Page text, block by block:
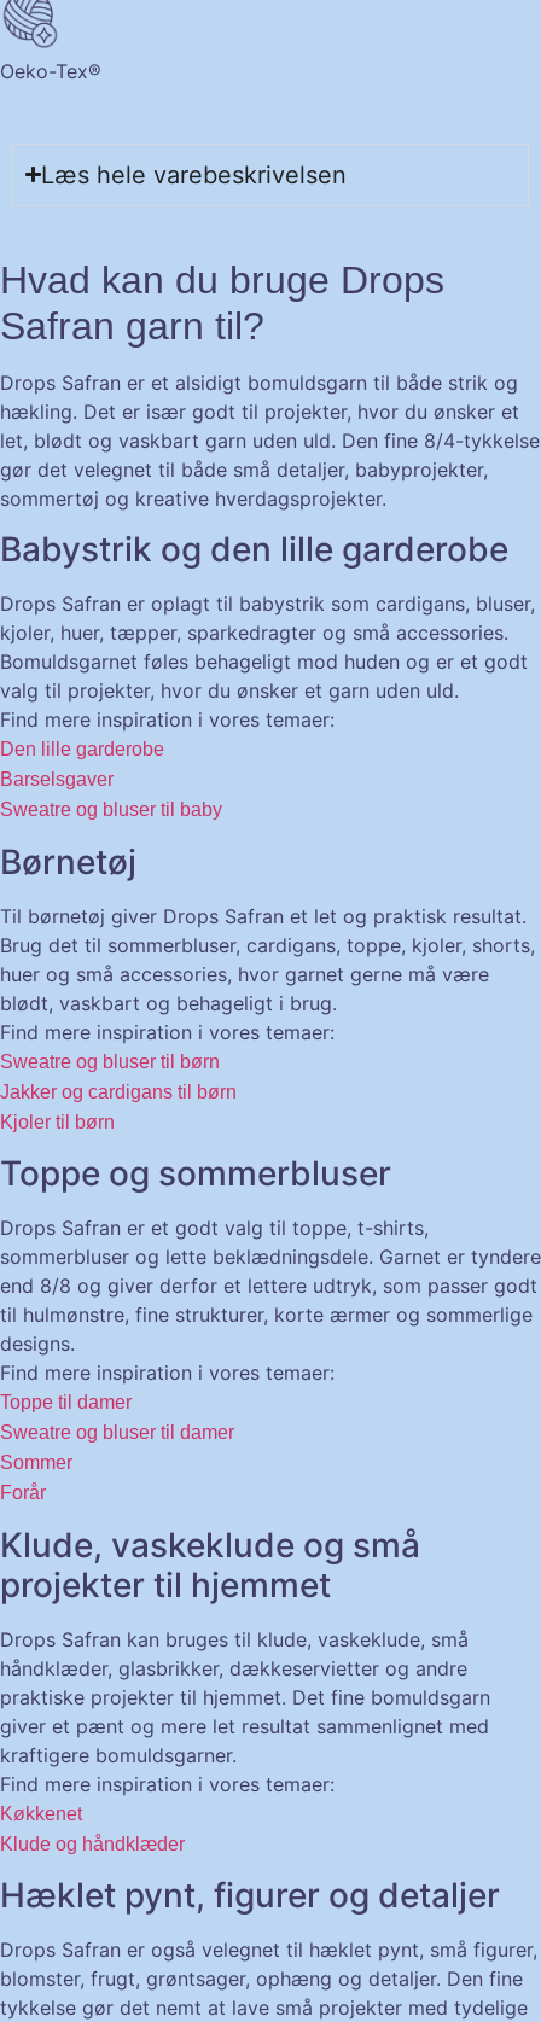
Oeko-Tex®
Læs hele varebeskrivelsen
Hvad kan du bruge Drops
Safran garn til?
Drops Safran er et alsidigt bomuldsgarn til både strik og
hækling. Det er især godt til projekter, hvor du ønsker et
let, blødt og vaskbart garn uden uld. Den fine 8/4-tykkelse
gør det velegnet til både små detaljer, babyprojekter,
sommertøj og kreative hverdagsprojekter.
Babystrik og den lille garderobe
Drops Safran er oplagt til babystrik som cardigans, bluser,
kjoler, huer, tæpper, sparkedragter og små accessories.
Bomuldsgarnet føles behageligt mod huden og er et godt
valg til projekter, hvor du ønsker et garn uden uld.
Find mere inspiration i vores temaer:
Den lille garderobe
Barselsgaver
Sweatre og bluser til baby
Børnetøj
Til børnetøj giver Drops Safran et let og praktisk resultat.
Brug det til sommerbluser, cardigans, toppe, kjoler, shorts,
huer og små accessories, hvor garnet gerne må være
blødt, vaskbart og behageligt i brug.
Find mere inspiration i vores temaer:
Sweatre og bluser til børn
Jakker og cardigans til børn
Kjoler til børn
Toppe og sommerbluser
Drops Safran er et godt valg til toppe, t-shirts,
sommerbluser og lette beklædningsdele. Garnet er tyndere
end 8/8 og giver derfor et lettere udtryk, som passer godt
til hulmønstre, fine strukturer, korte ærmer og sommerlige
designs.
Find mere inspiration i vores temaer:
Toppe til damer
Sweatre og bluser til damer
Sommer
Forår
Klude, vaskeklude og små
projekter til hjemmet
Drops Safran kan bruges til klude, vaskeklude, små
håndklæder, glasbrikker, dækkeservietter og andre
praktiske projekter til hjemmet. Det fine bomuldsgarn
giver et pænt og mere let resultat sammenlignet med
kraftigere bomuldsgarner.
Find mere inspiration i vores temaer:
Køkkenet
Klude og håndklæder
Hæklet pynt, figurer og detaljer
Drops Safran er også velegnet til hæklet pynt, små figurer,
blomster, frugt, grøntsager, ophæng og detaljer. Den fine
tykkelse gør det nemt at lave små projekter med tydelige